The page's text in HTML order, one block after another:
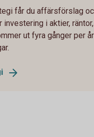
får du affärsförslag
i aktier,
ut fyra gånger per